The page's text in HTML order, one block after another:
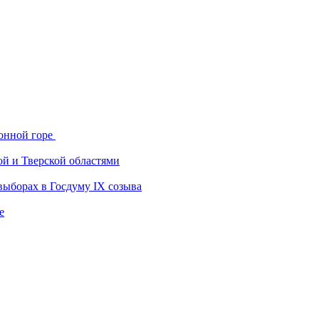
горе
и Тверской областями
в Госдуму IX созыва